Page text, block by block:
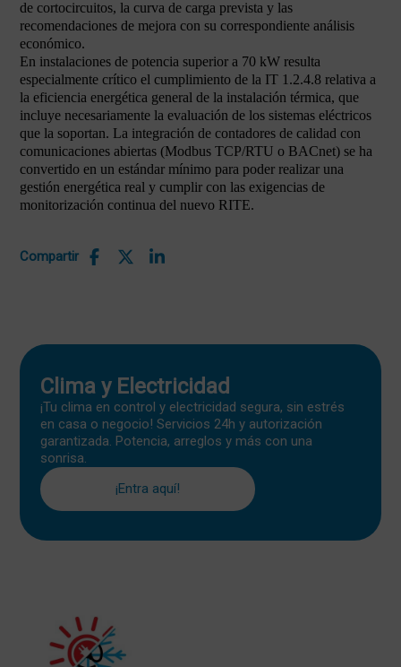
de cortocircuitos, la curva de carga prevista y las
recomendaciones de mejora con su correspondiente análisis
económico.
En instalaciones de potencia superior a 70 kW resulta
especialmente crítico el cumplimiento de la IT 1.2.4.8 relativa a
la eficiencia energética general de la instalación térmica, que
incluye necesariamente la evaluación de los sistemas eléctricos
que la soportan. La integración de contadores de calidad con
comunicaciones abiertas (Modbus TCP/RTU o BACnet) se ha
convertido en un estándar mínimo para poder realizar una
gestión energética real y cumplir con las exigencias de
monitorización continua del nuevo RITE.
Compartir
Clima y Electricidad
¡Tu clima en control y electricidad segura, sin estrés
en casa o negocio! Servicios 24h y autorización
garantizada. Potencia, arreglos y más con una
sonrisa.
¡Entra aquí!